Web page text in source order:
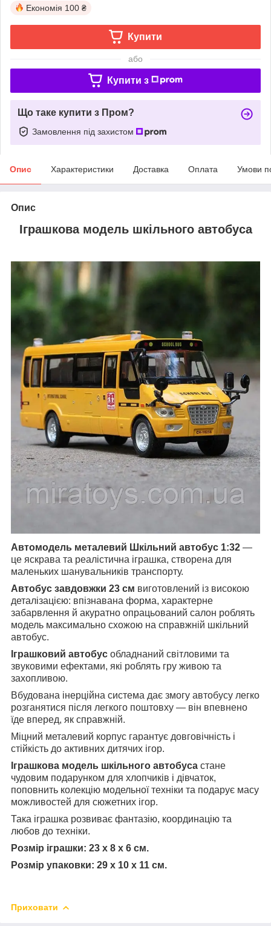
Економія 100 ₴
Купити
або
Купити з
Що таке купити з Пром?
Замовлення під захистом
Опис Характеристики Доставка Оплата Умови
Опис
Іграшкова модель шкільного автобуса
Автомодель металевий Шкільний автобус 1:32 —
це яскрава та реалістична іграшка, створена для
маленьких шанувальників транспорту.
Автобус завдовжки 23 см виготовлений із високою
деталізацією: впізнавана форма, характерне
забарвлення й акуратно опрацьований салон роблять
модель максимально схожою на справжній шкільний
автобус.
Іграшковий автобус обладнаний світловими та
звуковими ефектами, які роблять гру живою та
захопливою.
Вбудована інерційна система дає змогу автобусу легко
розганятися після легкого поштовху — він впевнено
їде вперед, як справжній.
Міцний металевий корпус гарантує довговічність і
стійкість до активних дитячих ігор.
Іграшкова модель шкільного автобуса стане
чудовим подарунком для хлопчиків і дівчаток,
поповнить колекцію модельної техніки та подарує масу
можливостей для сюжетних ігор.
Така іграшка розвиває фантазію, координацію та
любов до техніки.
Розмір іграшки: 23 х 8 х 6 см.
Розмір упаковки: 29 х 10 х 11 см.
Приховати